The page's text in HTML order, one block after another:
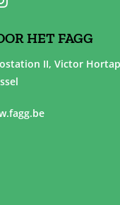
HET FAGG
II, Victor